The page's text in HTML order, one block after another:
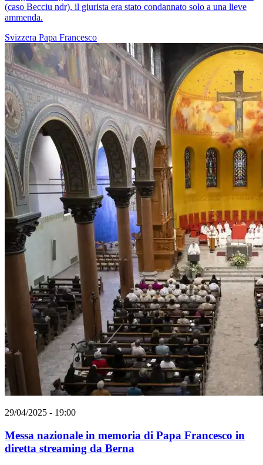
(caso Becciu ndr), il giurista era stato condannato solo a una lieve
ammenda.
Svizzera Papa Francesco
29/04/2025 - 19:00
Messa nazionale in memoria di Papa Francesco in
diretta streaming da Berna